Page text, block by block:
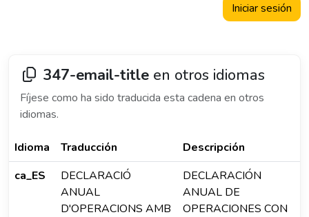
Iniciar sesión
347-email-title en otros idiomas
Fíjese como ha sido traducida esta cadena en otros
idiomas.
Idioma Traducción
Descripción
ca_ES
DECLARACIÓ
ANUAL
D'OPERACIONS AMB
DECLARACIÓN
ANUAL DE
OPERACIONES CON